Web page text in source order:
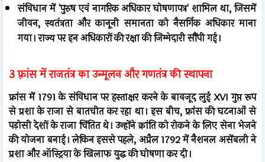
संविधान में 'पुरुष एवं नागरिक अधिकार घोषणापत्र' शामिल था, जिसमें
जीवन, स्वतंत्रता और कानूनी समानता को नैसर्गिक अधिकार माना
गया। राज्य पर इन अधिकारों की रक्षा की जिम्मेदारी सौंपी गई।
3 फ़्रांस में राजतंत्र का उन्मूलन और गणतंत्र की स्थापना
फ्रांस में 1791 के संविधान पर हस्ताक्षर करने के बावजूद लुई XVI गुप्त रूप
से प्रशा के राजा से बातचीत कर रहा था। इस बीच, फ्रांस की घटनाओं से
पड़ोसी देशों के राजा चिंतित थे। उन्होंने क्रांति को रोकने के लिए सेना भेजने
की योजना बनाई। लेकिन इससे पहले, अप्रैल 1792 में नैशनल असेंबली ने
प्रशा और ऑस्ट्रिया के खिलाफ युद्ध की घोषणा कर दी।